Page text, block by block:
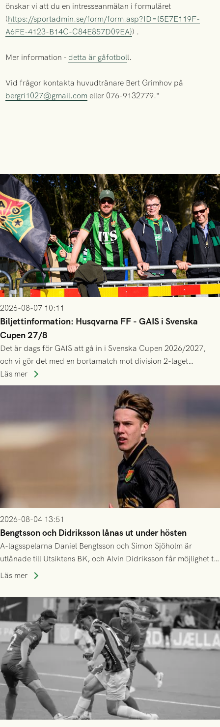
önskar vi att du en intresseanmälan i formuläret
(https://sportadmin.se/form/form.asp?ID={5E7E119F-
A6FE-4123-B14C-C84E857D09EA}) .
Mer information - detta är gåfotboll.
Vid frågor kontakta huvudtränare Bert Grimhov på
bergri1027@gmail.com eller 076-9132779."
2026-08-07 10:11
Biljettinformation: Husqvarna FF - GAIS i Svenska
Cupen 27/8
Det är dags för GAIS att gå in i Svenska Cupen 2026/2027,
och vi gör det med en bortamatch mot division 2-laget
Husqvarna FF. Häng med och stötta grönsvart på plats!
Läs mer
2026-08-04 13:51
Bengtsson och Didriksson lånas ut under hösten
A-lagsspelarna Daniel Bengtsson och Simon Sjöholm är
utlånade till Utsiktens BK, och Alvin Didriksson får möjlighet till
speltid i Hestrafors genom föreningssamarbete.
Läs mer